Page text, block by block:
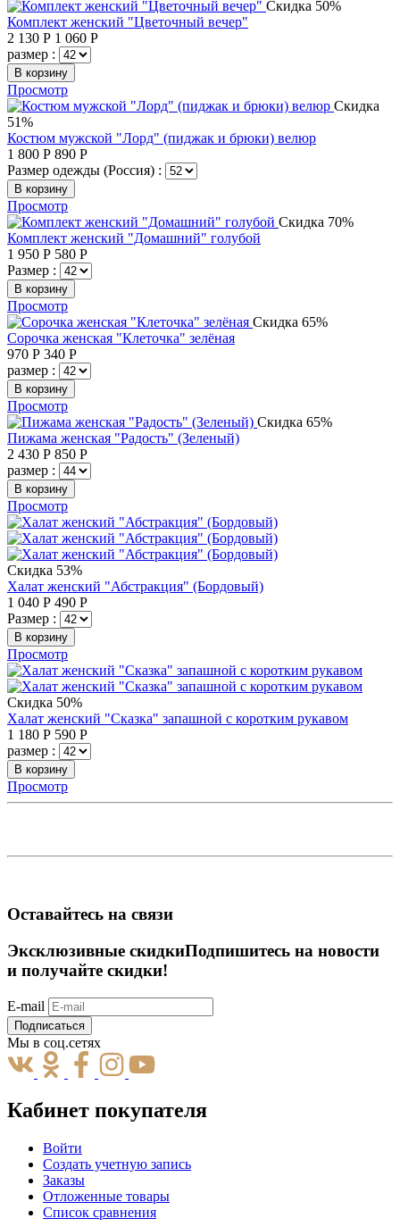
Скидка 50%
Комплект женский "Цветочный вечер"
2 130 Р 1 060 Р
размер :
В корзину
Просмотр
Скидка
51%
Костюм мужской "Лорд" (пиджак и брюки) велюр
1 800 Р 890 Р
Размер одежды (Россия) :
В корзину
Просмотр
Скидка 70%
Комплект женский "Домашний" голубой
1 950 Р 580 Р
Размер :
В корзину
Просмотр
Скидка 65%
Сорочка женская "Клеточка" зелёная
970 Р 340 Р
размер :
В корзину
Просмотр
Скидка 65%
Пижама женская "Радость" (Зеленый)
2 430 Р 850 Р
размер :
В корзину
Просмотр
Скидка 53%
Халат женский "Абстракция" (Бордовый)
1 040 Р 490 Р
Размер :
В корзину
Просмотр
Скидка 50%
Халат женский "Сказка" запашной с коротким рукавом
1 180 Р 590 Р
размер :
В корзину
Просмотр
Оставайтесь на связи
Эксклюзивные скидкиПодпишитесь на новости
и получайте скидки!
E-mail
Подписаться
Мы в соц.сетях
Кабинет покупателя
Войти
Создать учетную запись
Заказы
Отложенные товары
Список сравнения